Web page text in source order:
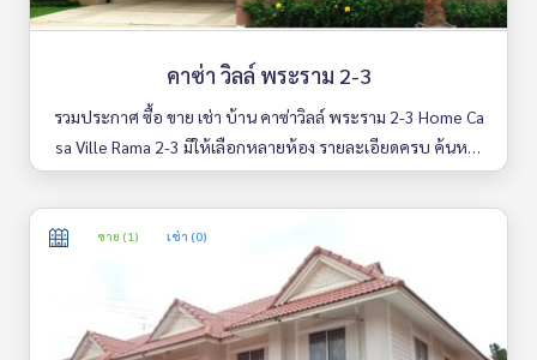
คาซ่า วิลล์ พระราม 2-3
รวมประกาศ ซื้อ ขาย เช่า บ้าน คาซ่าวิลล์ พระราม 2-3 Home Ca
sa Ville Rama 2-3 มีให้เลือกหลายห้อง รายละเอียดครบ ค้นหาง่
าย อัพเดททุกวัน
ขาย (1) เช่า (0)